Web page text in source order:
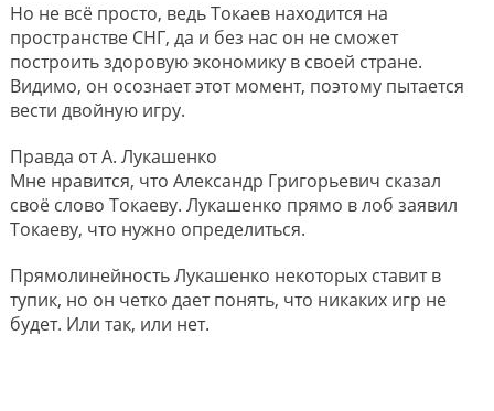
Но не всё просто, ведь Токаев находится на
пространстве СНГ, да и без нас он не сможет
построить здоровую экономику в своей стране.
Видимо, он осознает этот момент, поэтому пытается
вести двойную игру.
Правда от А. Лукашенко
Мне нравится, что Александр Григорьевич сказал
своё слово Токаеву. Лукашенко прямо в лоб заявил
Токаеву, что нужно определиться.
Прямолинейность Лукашенко некоторых ставит в
тупик, но он четко дает понять, что никаких игр не
будет. Или так, или нет.